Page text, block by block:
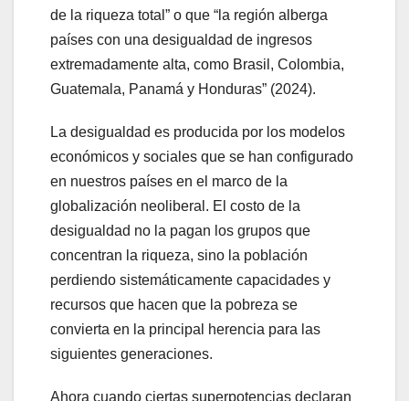
de la riqueza total” o que “la región alberga
países con una desigualdad de ingresos
extremadamente alta, como Brasil, Colombia,
Guatemala, Panamá y Honduras” (2024).
La desigualdad es producida por los modelos
económicos y sociales que se han configurado
en nuestros países en el marco de la
globalización neoliberal. El costo de la
desigualdad no la pagan los grupos que
concentran la riqueza, sino la población
perdiendo sistemáticamente capacidades y
recursos que hacen que la pobreza se
convierta en la principal herencia para las
siguientes generaciones.
Ahora cuando ciertas superpotencias declaran